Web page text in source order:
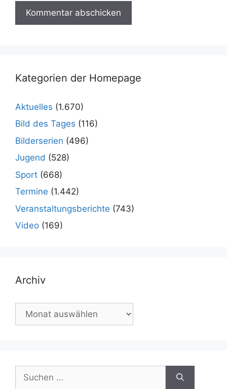
Kategorien der Homepage
Aktuelles (1.670)
Bild des Tages (116)
Bilderserien (496)
Jugend (528)
Sport (668)
Termine (1.442)
Veranstaltungsberichte (743)
Video (169)
Archiv
Archiv
Suchen
nach: